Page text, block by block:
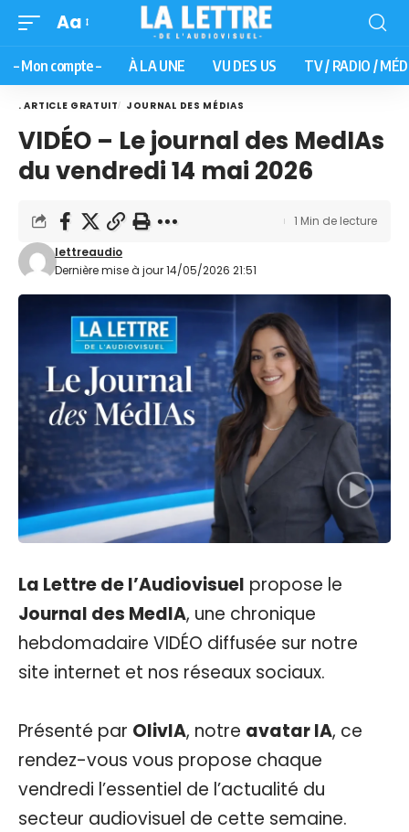
Aa
– Mon compte – À LA UNE VU DES US TV / RADIO /
. ARTICLE GRATUIT JOURNAL DES MÉDIAS
VIDÉO – Le journal des MedIAs
du vendredi 14 mai 2026
Dernière mise à jour 14/05/2026 21:51
lettreaudio
1 Min de lecture
La Lettre de l’Audiovisuel propose le
Journal des MedIA, une chronique
hebdomadaire VIDÉO diffusée sur notre
site internet et nos réseaux sociaux.
Présenté par OlivIA, notre avatar IA, ce
rendez-vous vous propose chaque
vendredi l’essentiel de l’actualité du
secteur audiovisuel de cette semaine.